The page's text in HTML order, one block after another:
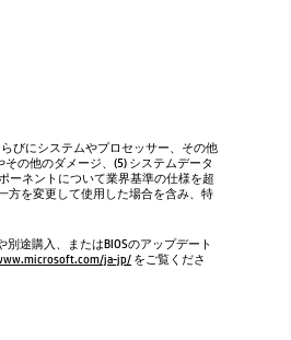
びにシステムやプロセッサー、その他
の他のダメージ、(5) システムデータ
ーネントについて業界基準の仕様を超
方を変更して使用した場合を含み、特
途購入、またはBIOSのアップデート
ja-jp/ をご覧くださ